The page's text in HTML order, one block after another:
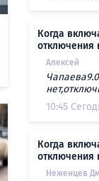
Когда
отключения
Алексей
10:45
Когда
отключения
Неженцев